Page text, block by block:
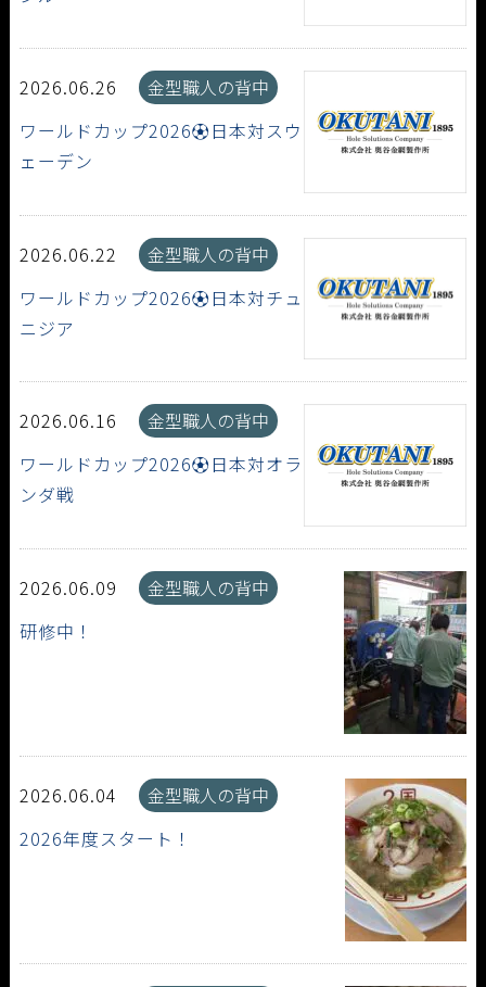
2026.06.26
金型職人の背中
ワールドカップ2026⚽日本対スウ
ェーデン
2026.06.22
金型職人の背中
ワールドカップ2026⚽日本対チュ
ニジア
2026.06.16
金型職人の背中
ワールドカップ2026⚽日本対オラ
ンダ戦
2026.06.09
金型職人の背中
研修中！
2026.06.04
金型職人の背中
2026年度スタート！